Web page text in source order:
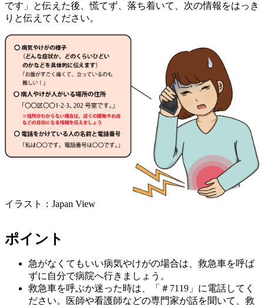
です」と伝えた後、慌てず、落ち着いて、次の情報をはっき
りと伝えてください。
イラスト：Japan View
ポイント
急がなくてもいい病気やけがの場合は、救急車を呼ば
ずに自分で病院へ行きましょう。
救急車を呼ぶか迷った時は、「＃7119」に電話してく
ださい。医師や看護師などの専門家が話を聞いて、救